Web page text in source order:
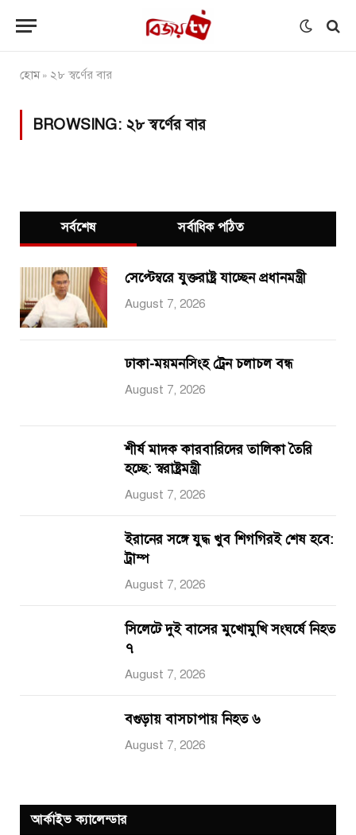
হোম» ২৮ স্বর্ণের বার
BROWSING: ২৮ স্বর্ণের বার
সর্বশেষ সর্বাধিক পঠিত
সেপ্টেম্বরে যুক্তরাষ্ট্র যাচ্ছেন প্রধানমন্ত্রী
August 7, 2026
ঢাকা-ময়মনসিংহ ট্রেন চলাচল বন্ধ
August 7, 2026
শীর্ষ মাদক কারবারিদের তালিকা তৈরি
হচ্ছে: স্বরাষ্ট্রমন্ত্রী
August 7, 2026
ইরানের সঙ্গে যুদ্ধ খুব শিগগিরই শেষ হবে:
ট্রাম্প
August 7, 2026
সিলেটে দুই বাসের মুখোমুখি সংঘর্ষে নিহত
৭
August 7, 2026
বগুড়ায় বাসচাপায় নিহত ৬
August 7, 2026
আর্কাইভ ক্যালেন্ডার